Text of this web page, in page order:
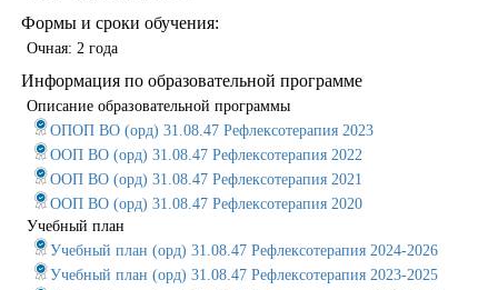
Формы и сроки обучения:
Очная: 2 года
Информация по образовательной программе
Описание образовательной программы
ОПОП ВО (орд) 31.08.47 Рефлексотерапия 2023
ООП ВО (орд) 31.08.47 Рефлексотерапия 2022
ООП ВО (орд) 31.08.47 Рефлексотерапия 2021
ООП ВО (орд) 31.08.47 Рефлексотерапия 2020
Учебный план
Учебный план (орд) 31.08.47 Рефлексотерапия 2024-2026
Учебный план (орд) 31.08.47 Рефлексотерапия 2023-2025